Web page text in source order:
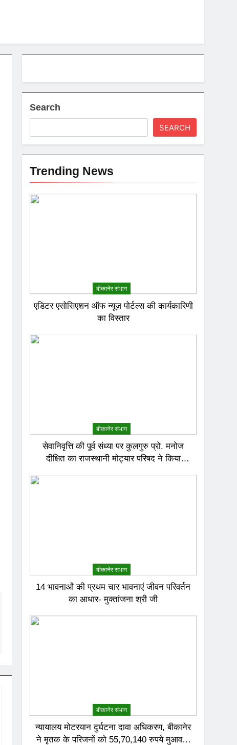
Search
SEARCH
Trending News
बीकानेर संभाग
एडिटर एसोसिएशन ऑफ न्यूज़ पोर्टल्स की कार्यकारिणी
का विस्तार
बीकानेर संभाग
सेवानिवृत्ति की पूर्व संध्या पर कुलगुरु प्रो. मनोज
दीक्षित का राजस्थानी मोट्यार परिषद ने किया
बीकानेर संभाग
14 भावनाओं की प्रथम चार भावनाएं जीवन परिवर्तन
का आधार- मुक्तांजना श्री जी
बीकानेर संभाग
न्यायालय मोटरयान दुर्घटना दावा अधिकरण, बीकानेर
ने मृतक के परिजनों को 55,70,140 रुपये मुआवजा